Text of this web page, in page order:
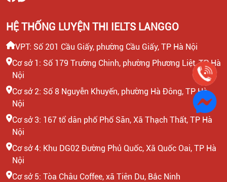
HỆ THỐNG LUYỆN THI IELTS LANGGO
VPT: Số 201 Cầu Giấy, phường Cầu Giấy, TP Hà Nội
Cơ sở 1: Số 179 Trường Chinh, phường Phương Liệt, TP Hà
Nội
Cơ sở 2: Số 8 Nguyễn Khuyến, phường Hà Đông, TP Hà
Nội
Cơ sở 3: 167 tổ dân phố Phố Săn, Xã Thạch Thất, TP Hà
Nội
Cơ sở 4: Khu DG02 Đường Phủ Quốc, Xã Quốc Oai, TP Hà
Nội
Cơ sở 5: Tòa Châu Coffee, xã Tiên Du, Bắc Ninh